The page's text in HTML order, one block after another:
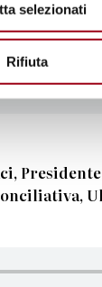
selezionati
Rifiuta
Tribunale